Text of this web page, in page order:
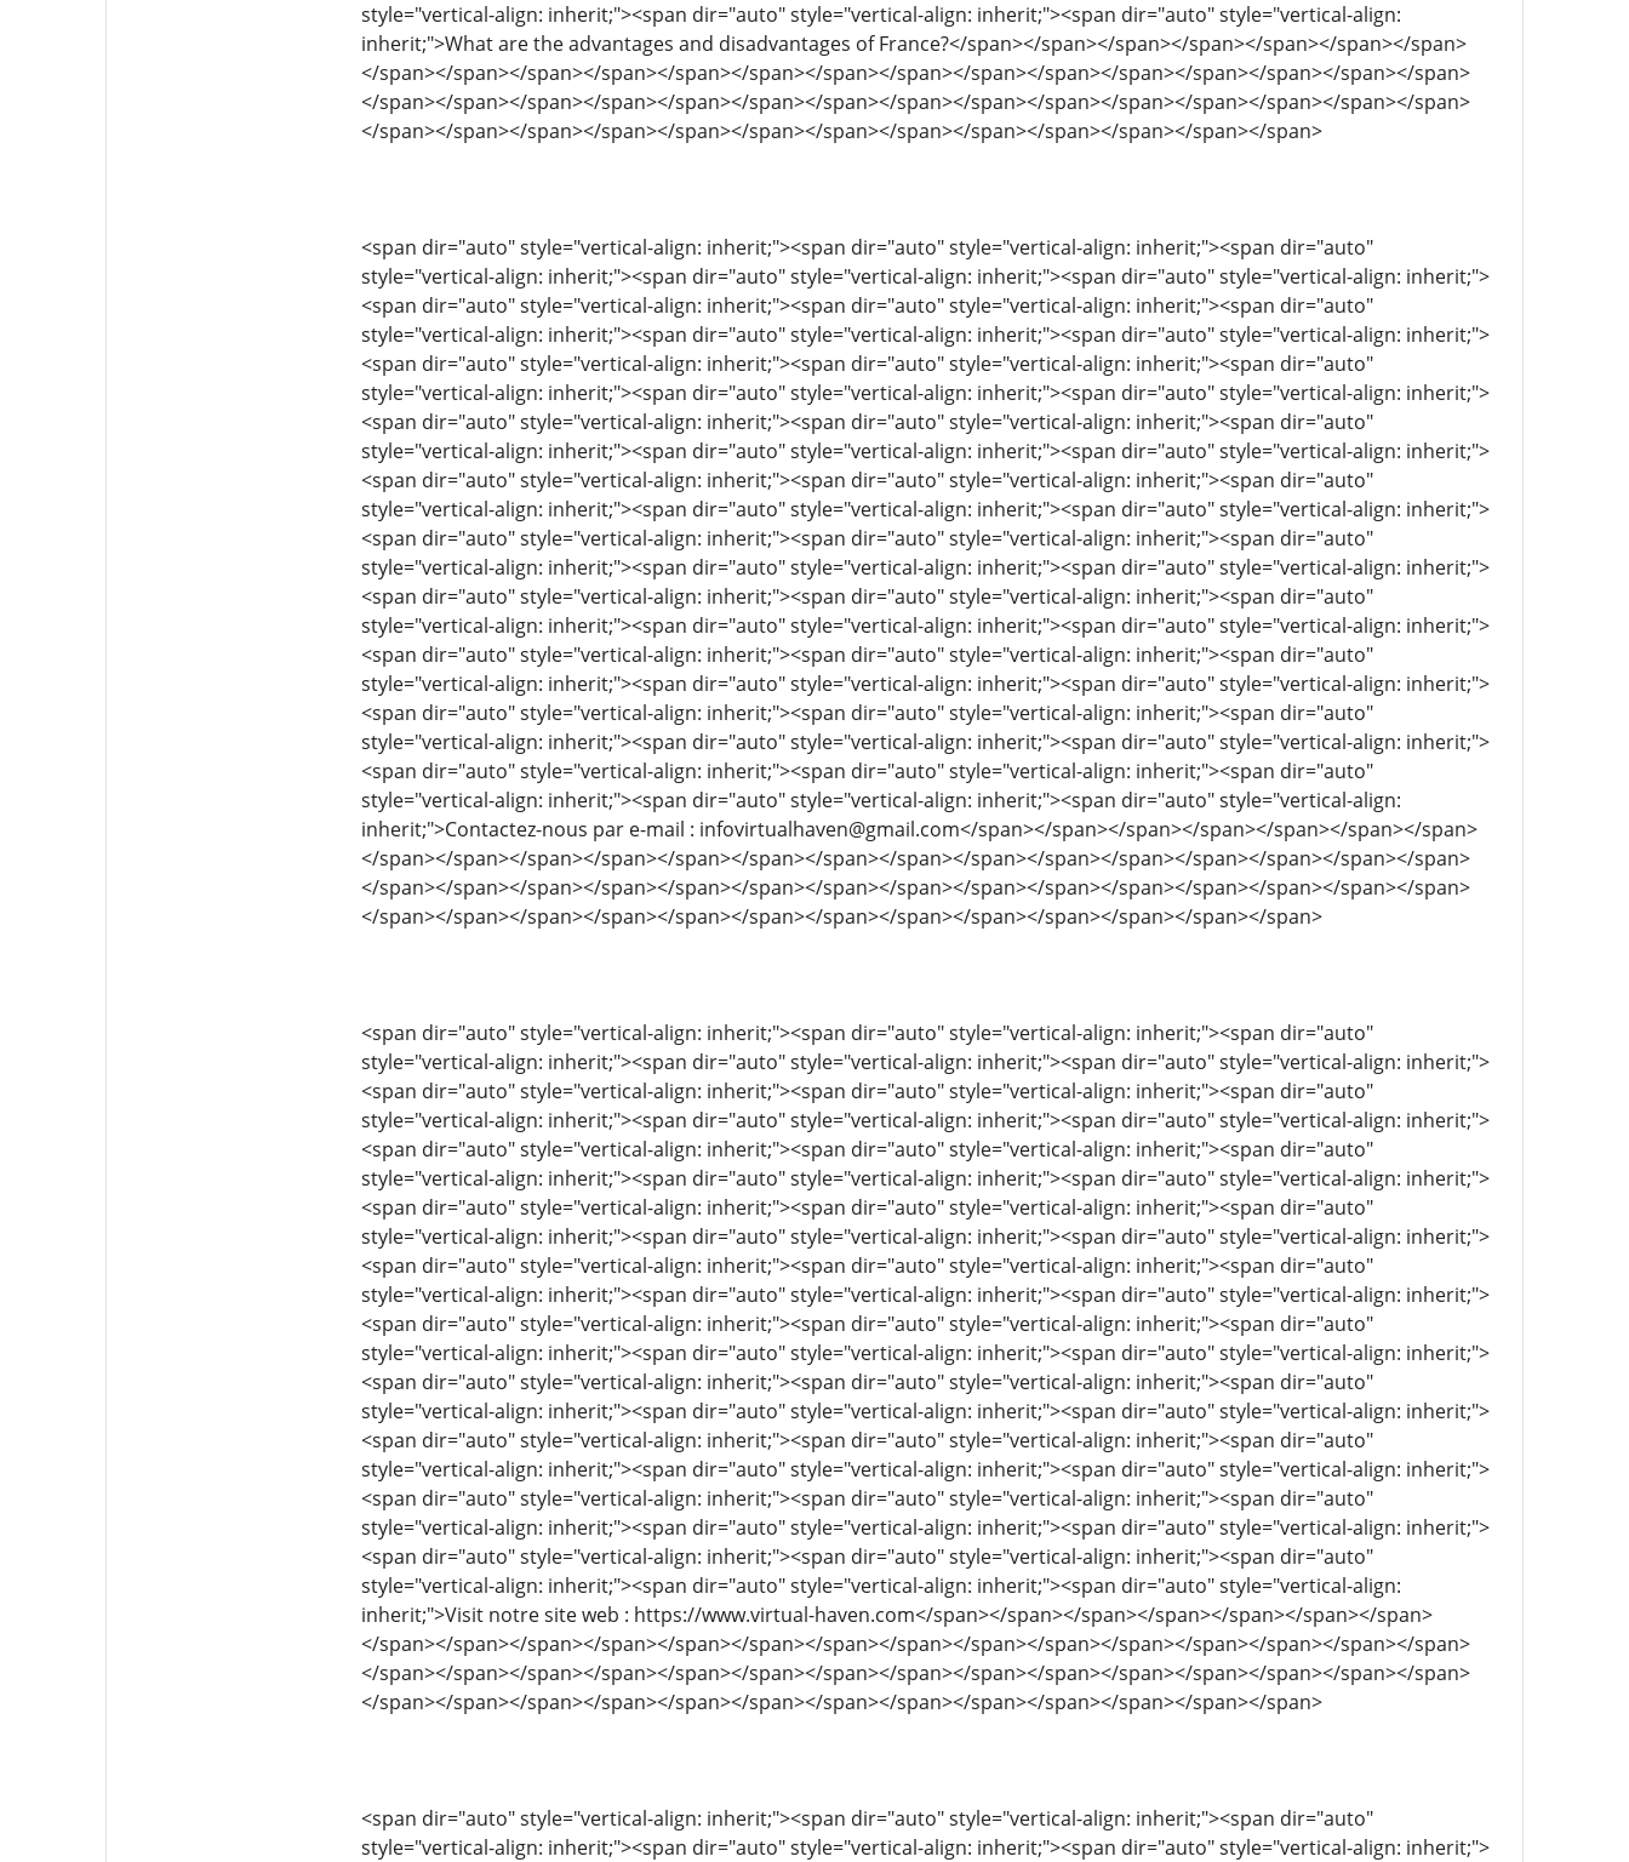
style="vertical-align: inherit;"><span dir="auto" style="vertical-align: inherit;"><span dir="auto" style="vertical-align:
inherit;">What are the advantages and disadvantages of France?</span></span></span></span></span></span></span>
</span></span></span></span></span></span></span></span></span></span></span></span></span></span></span>
</span></span></span></span></span></span></span></span></span></span></span></span></span></span></span>
</span></span></span></span></span></span></span></span></span></span></span></span></span>
<span dir="auto" style="vertical-align: inherit;"><span dir="auto" style="vertical-align: inherit;"><span dir="auto"
style="vertical-align: inherit;"><span dir="auto" style="vertical-align: inherit;"><span dir="auto" style="vertical-align: inherit;">
<span dir="auto" style="vertical-align: inherit;"><span dir="auto" style="vertical-align: inherit;"><span dir="auto"
style="vertical-align: inherit;"><span dir="auto" style="vertical-align: inherit;"><span dir="auto" style="vertical-align: inherit;">
<span dir="auto" style="vertical-align: inherit;"><span dir="auto" style="vertical-align: inherit;"><span dir="auto"
style="vertical-align: inherit;"><span dir="auto" style="vertical-align: inherit;"><span dir="auto" style="vertical-align: inherit;">
<span dir="auto" style="vertical-align: inherit;"><span dir="auto" style="vertical-align: inherit;"><span dir="auto"
style="vertical-align: inherit;"><span dir="auto" style="vertical-align: inherit;"><span dir="auto" style="vertical-align: inherit;">
<span dir="auto" style="vertical-align: inherit;"><span dir="auto" style="vertical-align: inherit;"><span dir="auto"
style="vertical-align: inherit;"><span dir="auto" style="vertical-align: inherit;"><span dir="auto" style="vertical-align: inherit;">
<span dir="auto" style="vertical-align: inherit;"><span dir="auto" style="vertical-align: inherit;"><span dir="auto"
style="vertical-align: inherit;"><span dir="auto" style="vertical-align: inherit;"><span dir="auto" style="vertical-align: inherit;">
<span dir="auto" style="vertical-align: inherit;"><span dir="auto" style="vertical-align: inherit;"><span dir="auto"
style="vertical-align: inherit;"><span dir="auto" style="vertical-align: inherit;"><span dir="auto" style="vertical-align: inherit;">
<span dir="auto" style="vertical-align: inherit;"><span dir="auto" style="vertical-align: inherit;"><span dir="auto"
style="vertical-align: inherit;"><span dir="auto" style="vertical-align: inherit;"><span dir="auto" style="vertical-align: inherit;">
<span dir="auto" style="vertical-align: inherit;"><span dir="auto" style="vertical-align: inherit;"><span dir="auto"
style="vertical-align: inherit;"><span dir="auto" style="vertical-align: inherit;"><span dir="auto" style="vertical-align: inherit;">
<span dir="auto" style="vertical-align: inherit;"><span dir="auto" style="vertical-align: inherit;"><span dir="auto"
style="vertical-align: inherit;"><span dir="auto" style="vertical-align: inherit;"><span dir="auto" style="vertical-align:
inherit;">Contactez-nous par e-mail : infovirtualhaven@gmail.com</span></span></span></span></span></span></span>
</span></span></span></span></span></span></span></span></span></span></span></span></span></span></span>
</span></span></span></span></span></span></span></span></span></span></span></span></span></span></span>
</span></span></span></span></span></span></span></span></span></span></span></span></span>
<span dir="auto" style="vertical-align: inherit;"><span dir="auto" style="vertical-align: inherit;"><span dir="auto"
style="vertical-align: inherit;"><span dir="auto" style="vertical-align: inherit;"><span dir="auto" style="vertical-align: inherit;">
<span dir="auto" style="vertical-align: inherit;"><span dir="auto" style="vertical-align: inherit;"><span dir="auto"
style="vertical-align: inherit;"><span dir="auto" style="vertical-align: inherit;"><span dir="auto" style="vertical-align: inherit;">
<span dir="auto" style="vertical-align: inherit;"><span dir="auto" style="vertical-align: inherit;"><span dir="auto"
style="vertical-align: inherit;"><span dir="auto" style="vertical-align: inherit;"><span dir="auto" style="vertical-align: inherit;">
<span dir="auto" style="vertical-align: inherit;"><span dir="auto" style="vertical-align: inherit;"><span dir="auto"
style="vertical-align: inherit;"><span dir="auto" style="vertical-align: inherit;"><span dir="auto" style="vertical-align: inherit;">
<span dir="auto" style="vertical-align: inherit;"><span dir="auto" style="vertical-align: inherit;"><span dir="auto"
style="vertical-align: inherit;"><span dir="auto" style="vertical-align: inherit;"><span dir="auto" style="vertical-align: inherit;">
<span dir="auto" style="vertical-align: inherit;"><span dir="auto" style="vertical-align: inherit;"><span dir="auto"
style="vertical-align: inherit;"><span dir="auto" style="vertical-align: inherit;"><span dir="auto" style="vertical-align: inherit;">
<span dir="auto" style="vertical-align: inherit;"><span dir="auto" style="vertical-align: inherit;"><span dir="auto"
style="vertical-align: inherit;"><span dir="auto" style="vertical-align: inherit;"><span dir="auto" style="vertical-align: inherit;">
<span dir="auto" style="vertical-align: inherit;"><span dir="auto" style="vertical-align: inherit;"><span dir="auto"
style="vertical-align: inherit;"><span dir="auto" style="vertical-align: inherit;"><span dir="auto" style="vertical-align: inherit;">
<span dir="auto" style="vertical-align: inherit;"><span dir="auto" style="vertical-align: inherit;"><span dir="auto"
style="vertical-align: inherit;"><span dir="auto" style="vertical-align: inherit;"><span dir="auto" style="vertical-align: inherit;">
<span dir="auto" style="vertical-align: inherit;"><span dir="auto" style="vertical-align: inherit;"><span dir="auto"
style="vertical-align: inherit;"><span dir="auto" style="vertical-align: inherit;"><span dir="auto" style="vertical-align:
inherit;">Visit notre site web : https://www.virtual-haven.com</span></span></span></span></span></span></span>
</span></span></span></span></span></span></span></span></span></span></span></span></span></span></span>
</span></span></span></span></span></span></span></span></span></span></span></span></span></span></span>
</span></span></span></span></span></span></span></span></span></span></span></span></span>
<span dir="auto" style="vertical-align: inherit;"><span dir="auto" style="vertical-align: inherit;"><span dir="auto"
style="vertical-align: inherit;"><span dir="auto" style="vertical-align: inherit;"><span dir="auto" style="vertical-align: inherit;">